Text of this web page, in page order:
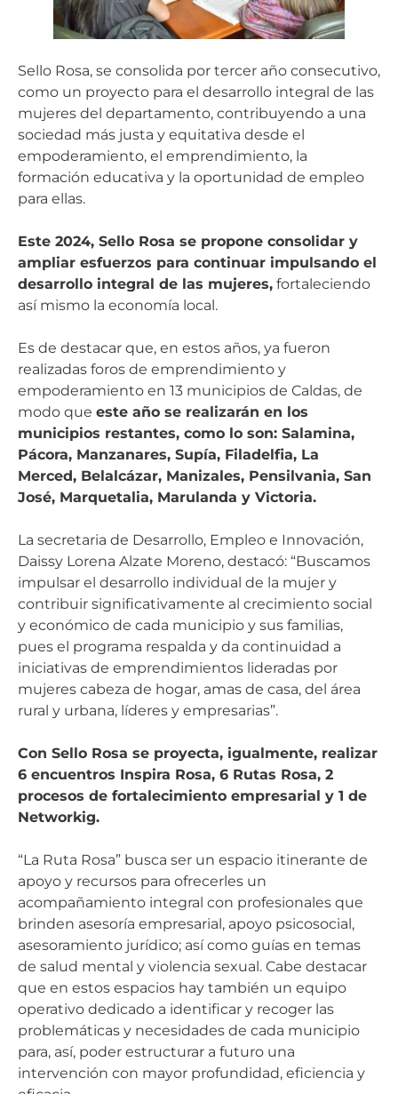
Sello Rosa, se consolida por tercer año consecutivo,
como un proyecto para el desarrollo integral de las
mujeres del departamento, contribuyendo a una
sociedad más justa y equitativa desde el
empoderamiento, el emprendimiento, la
formación educativa y la oportunidad de empleo
para ellas.
Este 2024, Sello Rosa se propone consolidar y
ampliar esfuerzos para continuar impulsando el
desarrollo integral de las mujeres, fortaleciendo
así mismo la economía local.
Es de destacar que, en estos años, ya fueron
realizadas foros de emprendimiento y
empoderamiento en 13 municipios de Caldas, de
modo que este año se realizarán en los
municipios restantes, como lo son: Salamina,
Pácora, Manzanares, Supía, Filadelfia, La
Merced, Belalcázar, Manizales, Pensilvania, San
José, Marquetalia, Marulanda y Victoria.
La secretaria de Desarrollo, Empleo e Innovación,
Daissy Lorena Alzate Moreno, destacó: “Buscamos
impulsar el desarrollo individual de la mujer y
contribuir significativamente al crecimiento social
y económico de cada municipio y sus familias,
pues el programa respalda y da continuidad a
iniciativas de emprendimientos lideradas por
mujeres cabeza de hogar, amas de casa, del área
rural y urbana, líderes y empresarias”.
Con Sello Rosa se proyecta, igualmente, realizar
6 encuentros Inspira Rosa, 6 Rutas Rosa, 2
procesos de fortalecimiento empresarial y 1 de
Networkig.
“La Ruta Rosa” busca ser un espacio itinerante de
apoyo y recursos para ofrecerles un
acompañamiento integral con profesionales que
brinden asesoría empresarial, apoyo psicosocial,
asesoramiento jurídico; así como guías en temas
de salud mental y violencia sexual. Cabe destacar
que en estos espacios hay también un equipo
operativo dedicado a identificar y recoger las
problemáticas y necesidades de cada municipio
para, así, poder estructurar a futuro una
intervención con mayor profundidad, eficiencia y